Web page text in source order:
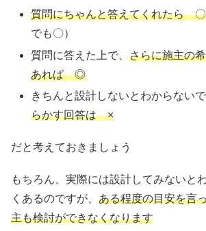
質問にちゃんと答えてくれたら 〇
でも〇）
質問に答えた上で、さらに施主の
あれば ◎
きちんと設計しないとわからない
らかす回答は ×
だと考えておきましょう
もちろん、実際には設計してみないと
くあるのですが、 ある程度の目安を言
主も検討ができなくなります